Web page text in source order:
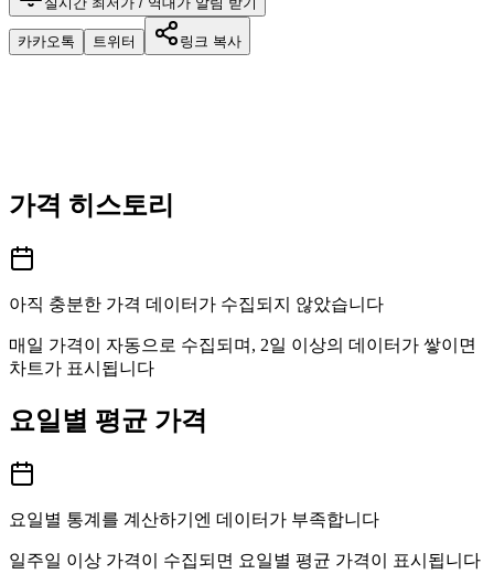
카카오톡 트위터 링크 복사
가격 히스토리
아직 충분한 가격 데이터가 수집되지 않았습니다
매일 가격이 자동으로 수집되며, 2일 이상의 데이터가 쌓이면
차트가 표시됩니다
요일별 평균 가격
요일별 통계를 계산하기엔 데이터가 부족합니다
일주일 이상 가격이 수집되면 요일별 평균 가격이 표시됩니다